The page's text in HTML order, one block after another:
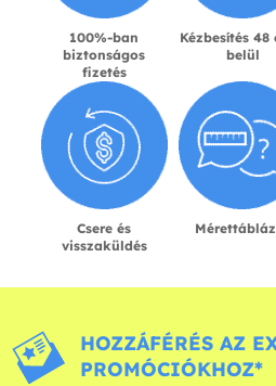
100%-ban
biztonságos
fizetés
Kézbesítés 48
belül
Csere és
visszaküldés
HOZZÁFÉRÉS AZ
PROMÓCIÓKHOZ*